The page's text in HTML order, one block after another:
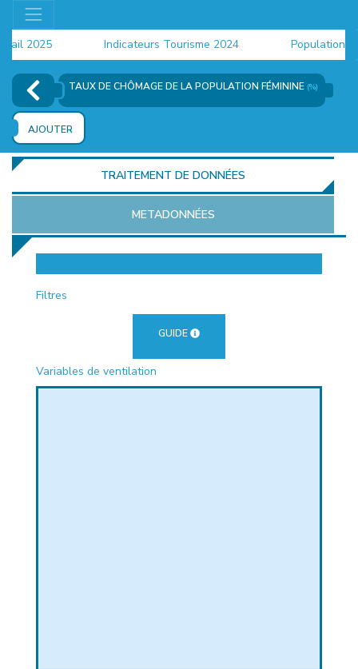
2025 Indicateurs Tourisme 2024 Population
TAUX DE CHÔMAGE DE LA POPULATION FÉMININE (%)
AJOUTER
TRAITEMENT DE DONNÉES
METADONNÉES
Filtres
GUIDE
Variables de ventilation